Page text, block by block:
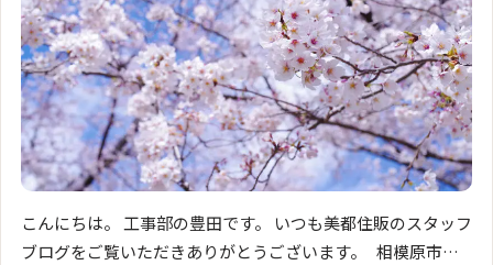
こんにちは。 工事部の豊田です。 いつも美都住販のスタッフ
ブログをご覧いただきありがとうございます。 相模原市役